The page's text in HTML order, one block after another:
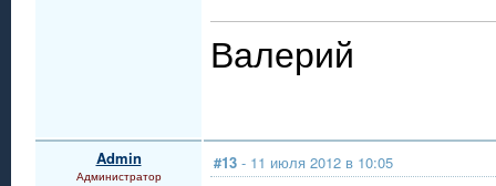
Валерий
Admin
Администратор
#13 - 11 июля 2012 в 10:05